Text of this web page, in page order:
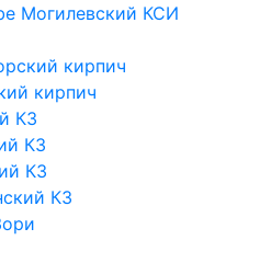
Могилевский КСИ
кирпич
кирпич
КЗ
КЗ
КЗ
КЗ